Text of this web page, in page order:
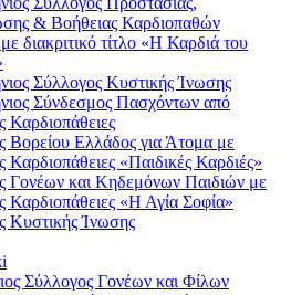
& Βοήθειας Καρδιοπαθών
διακριτικό τίτλο «Η Καρδιά του
Σύλλογος Κυστικής Ίνωσης
Σύνδεσμος Πασχόντων από
Καρδιοπάθειες
Βορείου Ελλάδος για Άτομα με
Καρδιοπάθειες «Παιδικές Καρδιές»
Γονέων και Κηδεμόνων Παιδιών με
Καρδιοπάθειες «Η Αγία Σοφία»
Κυστικής Ίνωσης
Σύλλογος Γονέων και Φίλων